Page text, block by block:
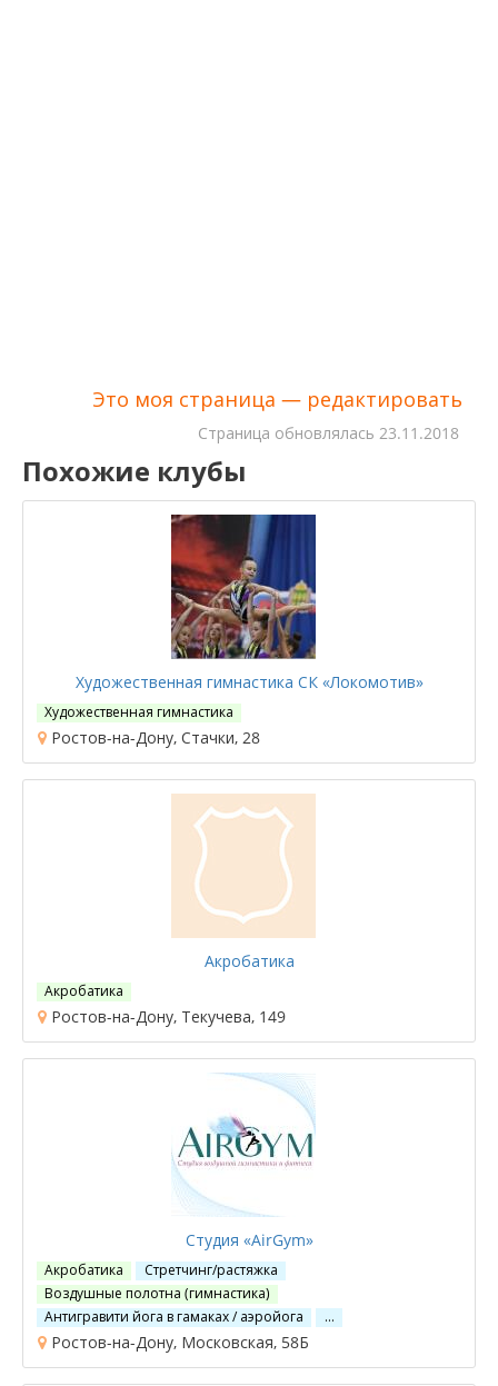
Это моя страница — редактировать
Cтраница обновлялась 23.11.2018
Похожие клубы
Художественная гимнастика СК «Локомотив»
Художественная гимнастика
Ростов-на-Дону, Стачки, 28
Акробатика
Акробатика
Ростов-на-Дону, Текучева, 149
Студия «AirGym»
Акробатика
Стретчинг/растяжка
Воздушные полотна (гимнастика)
Антигравити йога в гамаках / аэройога
…
Ростов-на-Дону, Московская, 58Б